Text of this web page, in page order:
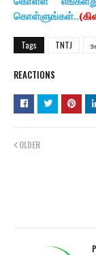
கொள்ளுங்கள்..
Tags TNTJ
REACTIONS
OLDER